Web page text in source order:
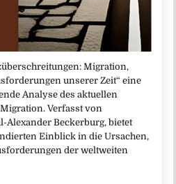
Migration,
unserer Zeit“ eine
Analyse des aktuellen
Verfasst von
Alexander Beckerburg, bietet
Einblick in die Ursachen,
der weltweiten